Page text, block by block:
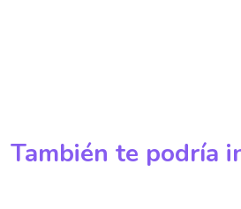
También te podría